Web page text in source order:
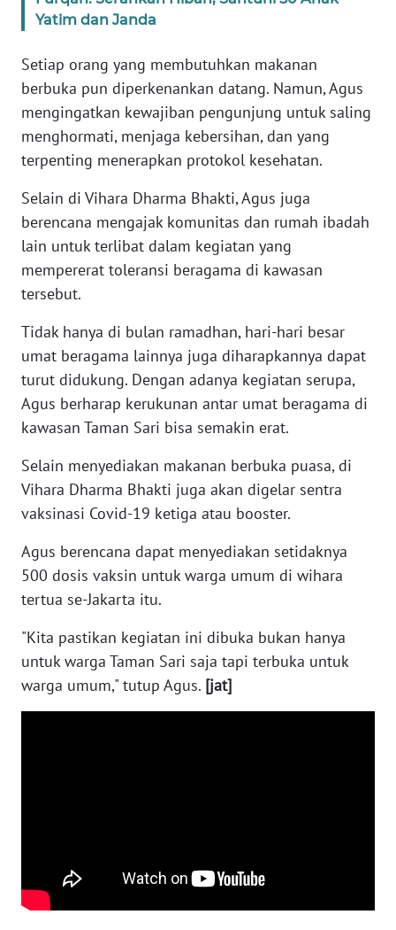
Yatim dan Janda
Setiap orang yang membutuhkan makanan
berbuka pun diperkenankan datang. Namun, Agus
mengingatkan kewajiban pengunjung untuk saling
menghormati, menjaga kebersihan, dan yang
terpenting menerapkan protokol kesehatan.
Selain di Vihara Dharma Bhakti, Agus juga
berencana mengajak komunitas dan rumah ibadah
lain untuk terlibat dalam kegiatan yang
mempererat toleransi beragama di kawasan
tersebut.
Tidak hanya di bulan ramadhan, hari-hari besar
umat beragama lainnya juga diharapkannya dapat
turut didukung. Dengan adanya kegiatan serupa,
Agus berharap kerukunan antar umat beragama di
kawasan Taman Sari bisa semakin erat.
Selain menyediakan makanan berbuka puasa, di
Vihara Dharma Bhakti juga akan digelar sentra
vaksinasi Covid-19 ketiga atau booster.
Agus berencana dapat menyediakan setidaknya
500 dosis vaksin untuk warga umum di wihara
tertua se-Jakarta itu.
"Kita pastikan kegiatan ini dibuka bukan hanya
untuk warga Taman Sari saja tapi terbuka untuk
warga umum," tutup Agus. [jat]
NTB
SULTENG
WN
SULBAR
BABEL
WN
SUMBAR
SUMSEL
WN
BENGKULU
LAMPUNG
WN
WN
NUSANTARA
WN
JOGJA
WN
WN